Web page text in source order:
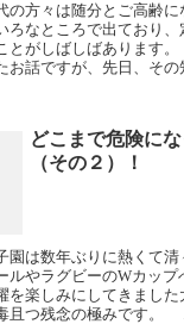
方々は随分とご高齢に
ろなところで出ており
とがしばしばあります
お話ですが、先日、その
どこまで危険に
（その２）！
は数年ぶりに熱くて清
ルやラグビーのWカップ
を楽しみにしてきまし
且つ残念の極みです。 ...